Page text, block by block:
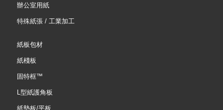
辦公室用紙
特殊紙張 / 工業加工
紙板包材
紙棧板
固特框™
L型紙護角板
紙墊板/平板